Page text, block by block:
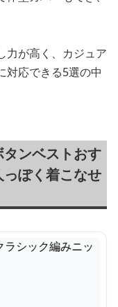
力が高く、カジュア
対応できる5選の中
ンベストおす
ぽく着こなせ